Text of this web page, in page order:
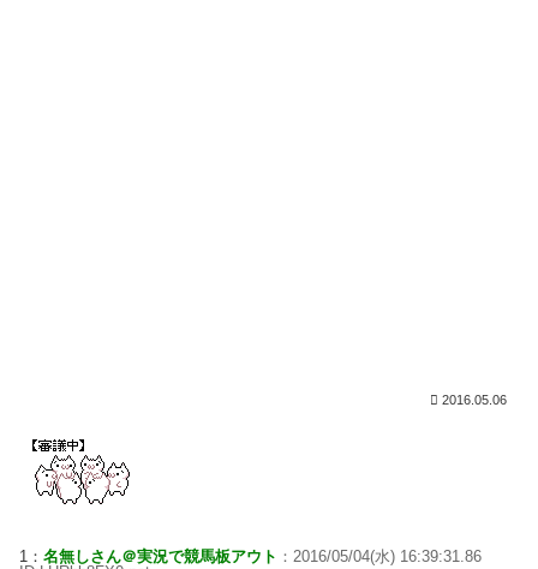
2016.05.06
1： 名無しさん＠実況で競馬板アウト ：2016/05/04(水) 16:39:31.86